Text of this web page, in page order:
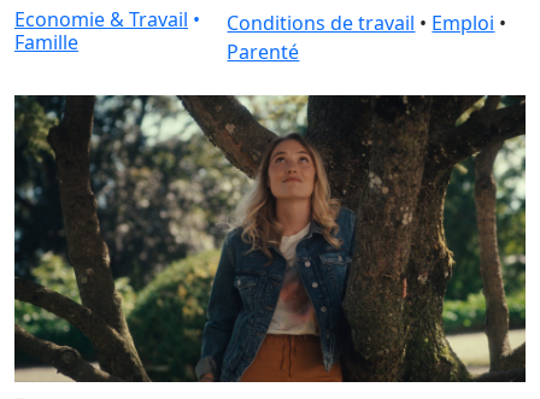
Economie & Travail •
Famille
Conditions de travail • Emploi •
Parenté